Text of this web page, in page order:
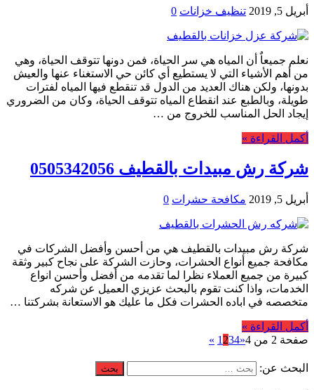
أبريل 5, 2019 تنظيف خزانات 0
نعلم جميعاٌ أن المياه هي سر الحياة، فمن دونها تتوقف الحياة، وهي
من أهم الأشياء التي لا يستطيع أي كائن حي الاستغناء عنها والعيش
بدونها، ولكن هناك العديد من الدول قد تنقطع فيها المياه لفترات
طويلة، وبالطبع عند انقطاع المياه تتوقف الحياة، وكان من الضروري
إيجاد الحل المناسب للخروج من …
أكمل القراءة »
شركة رش مبيدات بالقطيف 0505342056
أبريل 5, 2019 مكافحة حشرات 0
شركة رش مبيدات بالقطيف هي من أحسن وأفضل الشركات في
مكافحة جميع أنواع الحشرات، وحازت الشركة على نجاح كبير وثقة
كبيرة من جميع العملاء نظرا لما تقدمه من أفضل وأحسن انواع
الخدمات، واذا كنت تقوم بالبحث عزيزي العميل عن شركه
متخصصه في اباده الحشرات فكل ما عليك هو الاستعانة بشركتنا …
أكمل القراءة »
صفحة 2 من 4
«
1 234
»
البحث عن: